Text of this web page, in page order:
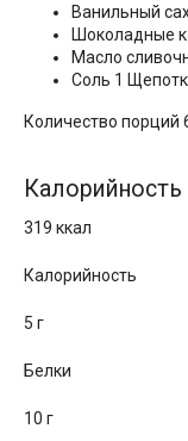
Ванильный
Шоколадные
Масло
Соль 1
Количество порций
Калорийность
319 ккал
Калорийность
5 г
Белки
10 г